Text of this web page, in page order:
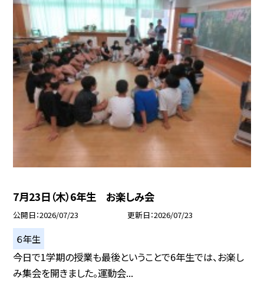
7月23日（木）6年生 お楽しみ会
公開日 2026/07/23 更新日 2026/07/23
６年生
今日で1学期の授業も最後ということで6年生では、お楽し
み集会を開きました。運動会...